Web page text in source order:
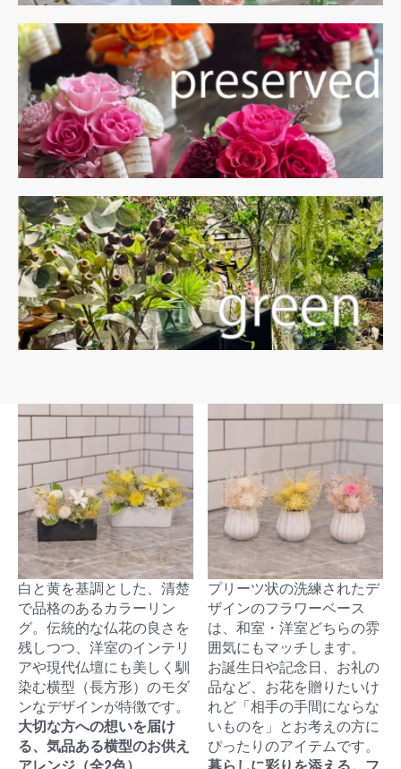
白と黄を基調とした、清楚
で品格のあるカラーリン
グ。伝統的な仏花の良さを
残しつつ、洋室のインテリ
アや現代仏壇にも美しく馴
染む横型（長方形）のモダ
ンなデザインが特徴です。
大切な方への想いを届け
る、気品ある横型のお供え
プリーツ状の洗練されたデ
ザインのフラワーベース
は、和室・洋室どちらの雰
囲気にもマッチします。
お誕生日や記念日、お礼の
品など、お花を贈りたいけ
れど「相手の手間にならな
いものを」とお考えの方に
ぴったりのアイテムです。